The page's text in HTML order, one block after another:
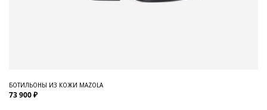
БОТИЛЬОНЫ ИЗ КОЖИ MAZOLA
73 900 ₽